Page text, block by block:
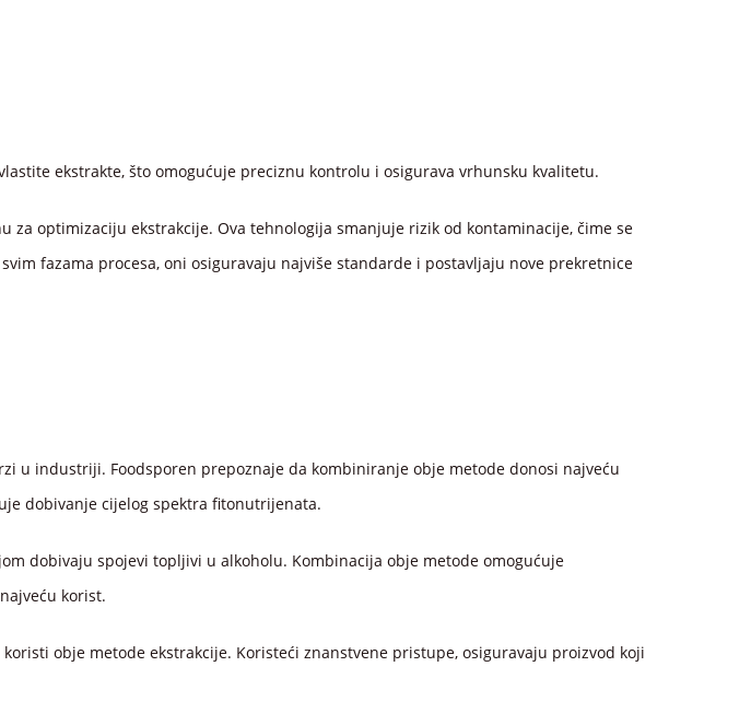
ekstrakte, što omogućuje preciznu kontrolu i osigurava vrhunsku kvalitetu.
optimizaciju ekstrakcije. Ova tehnologija smanjuje rizik od kontaminacije, čime se
fazama procesa, oni osiguravaju najviše standarde i postavljaju nove prekretnice
u industriji. Foodsporen prepoznaje da kombiniranje obje metode donosi najveću
dobivanje cijelog spektra fitonutrijenata.
dobivaju spojevi topljivi u alkoholu. Kombinacija obje metode omogućuje
korist.
obje metode ekstrakcije. Koristeći znanstvene pristupe, osiguravaju proizvod koji